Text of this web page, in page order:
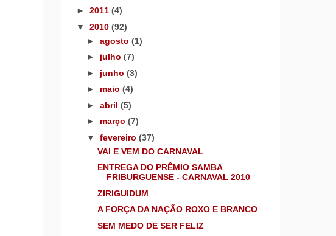
► 2011 (4)
▼ 2010 (92)
► agosto (1)
► julho (7)
► junho (3)
► maio (4)
► abril (5)
► março (7)
▼ fevereiro (37)
VAI E VEM DO CARNAVAL
ENTREGA DO PRÊMIO SAMBA
FRIBURGUENSE - CARNAVAL 2010
ZIRIGUIDUM
A FORÇA DA NAÇÃO ROXO E BRANCO
SEM MEDO DE SER FELIZ